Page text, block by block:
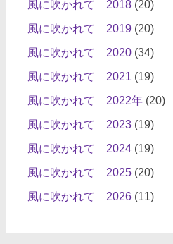
風に吹かれて 2018(20)
風に吹かれて 2019(20)
風に吹かれて 2020(34)
風に吹かれて 2021 (19)
風に吹かれて 2022年(20)
風に吹かれて 2023(19)
風に吹かれて 2024(19)
風に吹かれて 2025(20)
風に吹かれて 2026(11)